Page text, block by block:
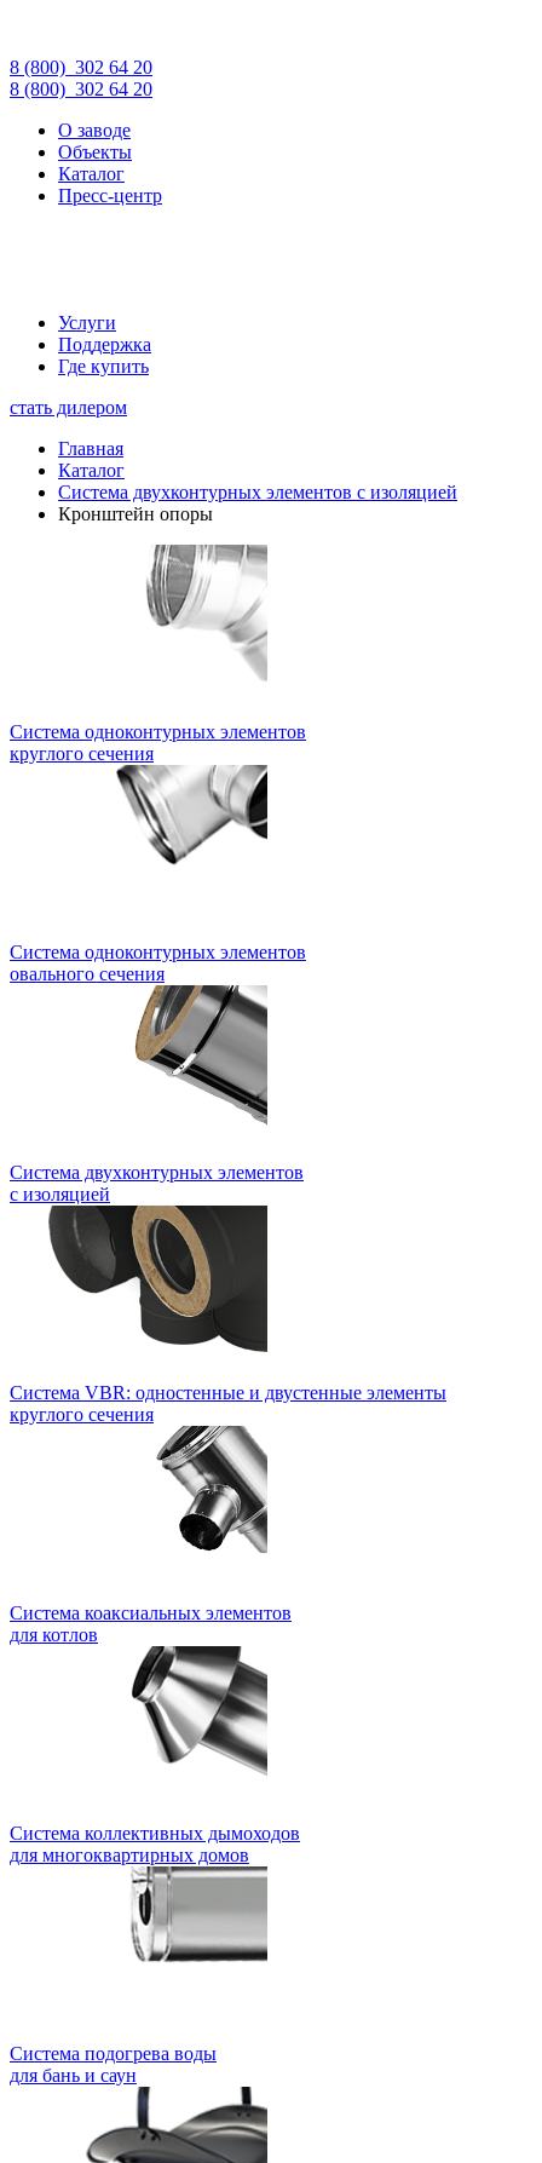
8 (800) 302 64 20
8 (800) 302 64 20
О заводе
Объекты
Каталог
Пресс-центр
Услуги
Поддержка
Где купить
стать дилером
Главная
Каталог
Система двухконтурных элементов с изоляцией
Кронштейн опоры
Система одноконтурных элементов
круглого сечения
Система одноконтурных элементов
овального сечения
Система двухконтурных элементов
с изоляцией
Система VBR: одностенные и двустенные элементы
круглого сечения
Система коаксиальных элементов
для котлов
Система коллективных дымоходов
для многоквартирных домов
Система подогрева воды
для бань и саун